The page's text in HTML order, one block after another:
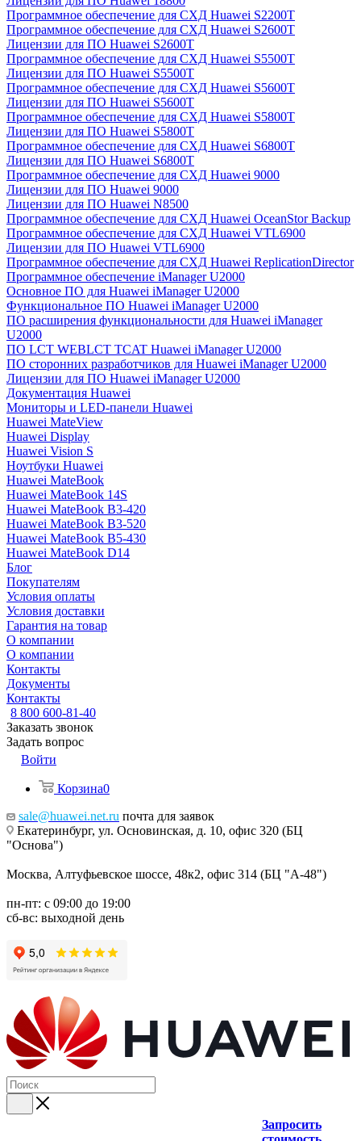
Программное обеспечение для СХД Huawei S2200T
Программное обеспечение для СХД Huawei S2600T
Лицензии для ПО Huawei S2600T
Программное обеспечение для СХД Huawei S5500T
Лицензии для ПО Huawei S5500T
Программное обеспечение для СХД Huawei S5600T
Лицензии для ПО Huawei S5600T
Программное обеспечение для СХД Huawei S5800T
Лицензии для ПО Huawei S5800T
Программное обеспечение для СХД Huawei S6800T
Лицензии для ПО Huawei S6800T
Программное обеспечение для СХД Huawei 9000
Лицензии для ПО Huawei 9000
Лицензии для ПО Huawei N8500
Программное обеспечение для СХД Huawei OceanStor Backup
Программное обеспечение для СХД Huawei VTL6900
Лицензии для ПО Huawei VTL6900
Программное обеспечение для СХД Huawei ReplicationDirector
Программное обеспечение iManager U2000
Основное ПО для Huawei iManager U2000
Функциональное ПО Huawei iManager U2000
ПО расширения функциональности для Huawei iManager
U2000
ПО LCT WEBLCT TCAT Huawei iManager U2000
ПО сторонних разработчиков для Huawei iManager U2000
Лицензии для ПО Huawei iManager U2000
Документация Huawei
Мониторы и LED-панели Huawei
Huawei MateView
Huawei Display
Huawei Vision S
Ноутбуки Huawei
Huawei MateBook
Huawei MateBook 14S
Huawei MateBook B3-420
Huawei MateBook B3-520
Huawei MateBook B5-430
Huawei MateBook D14
Блог
Покупателям
Условия оплаты
Условия доставки
Гарантия на товар
О компании
О компании
Контакты
Документы
Контакты
8 800 600-81-40
Заказать звонок
Задать вопрос
Войти
Корзина0
sale@huawei.net.ru почта для заявок
Екатеринбург, ул. Основинская, д. 10, офис 320 (БЦ
"Основа")
Москва, Алтуфьевское шоссе, 48к2, офис 314 (БЦ "А-48")
пн-пт: с 09:00 до 19:00
сб-вс: выходной день
Запросить